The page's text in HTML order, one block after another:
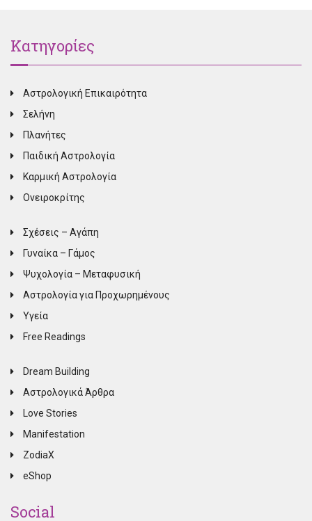
Κατηγορίες
Αστρολογική Επικαιρότητα
Σελήνη
Πλανήτες
Παιδική Αστρολογία
Καρμική Αστρολογία
Ονειροκρίτης
Σχέσεις – Αγάπη
Γυναίκα – Γάμος
Ψυχολογία – Μεταφυσική
Αστρολογία για Προχωρημένους
Υγεία
Free Readings
Dream Building
Αστρολογικά Άρθρα
Love Stories
Manifestation
ZodiaX
eShop
Social